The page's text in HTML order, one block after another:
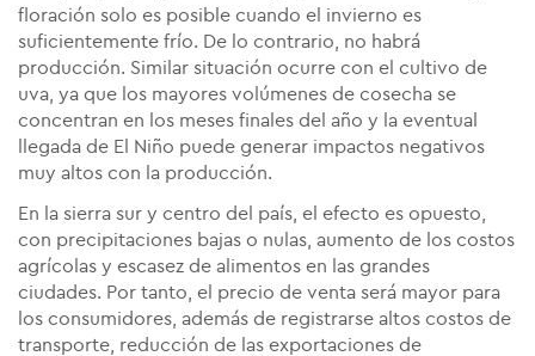
floración solo es posible cuando el invierno es
suficientemente frío. De lo contrario, no habrá
producción. Similar situación ocurre con el cultivo de
uva, ya que los mayores volúmenes de cosecha se
concentran en los meses finales del año y la eventual
llegada de El Niño puede generar impactos negativos
muy altos con la producción.
En la sierra sur y centro del país, el efecto es opuesto,
con precipitaciones bajas o nulas, aumento de los costos
agrícolas y escasez de alimentos en las grandes
ciudades. Por tanto, el precio de venta será mayor para
los consumidores, además de registrarse altos costos de
transporte, reducción de las exportaciones de